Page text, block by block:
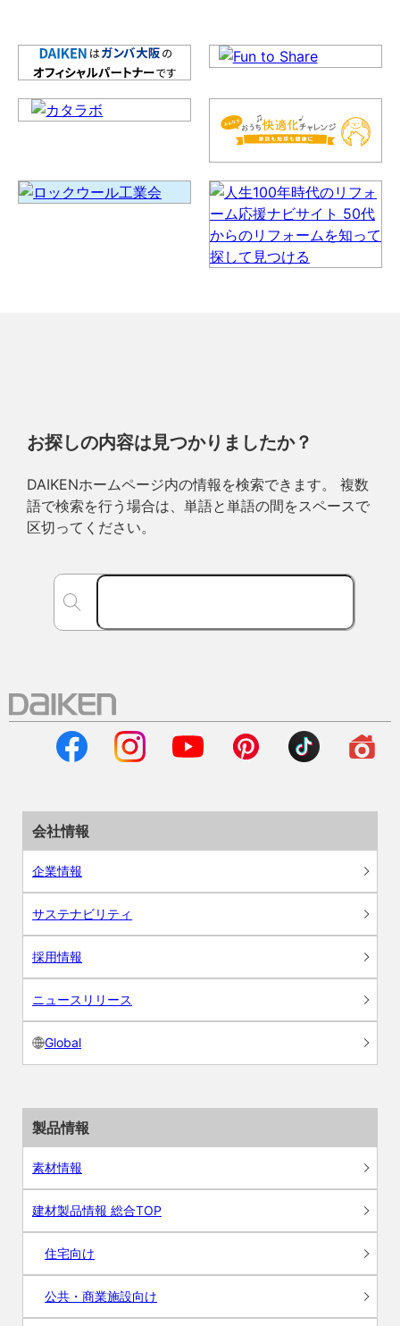
お探しの内容は見つかりましたか？
DAIKENホームページ内の情報を検索できます。 複数
語で検索を行う場合は、単語と単語の間をスペースで
区切ってください。
会社情報
企業情報
サステナビリティ
採用情報
ニュースリリース
Global
製品情報
素材情報
建材製品情報 総合TOP
住宅向け
公共・商業施設向け